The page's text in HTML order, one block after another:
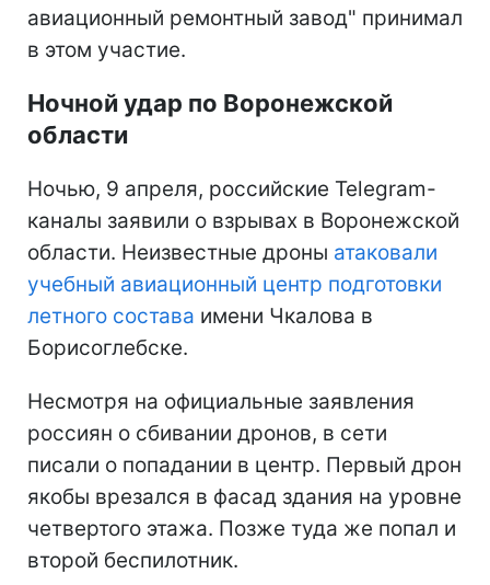
авиационный ремонтный завод" принимал
в этом участие.
Ночной удар по Воронежской
области
Ночью, 9 апреля, российские Telegram-
каналы заявили о взрывах в Воронежской
области. Неизвестные дроны атаковали
учебный авиационный центр подготовки
летного состава имени Чкалова в
Борисоглебске.
Несмотря на официальные заявления
россиян о сбивании дронов, в сети
писали о попадании в центр. Первый дрон
якобы врезался в фасад здания на уровне
четвертого этажа. Позже туда же попал и
второй беспилотник.